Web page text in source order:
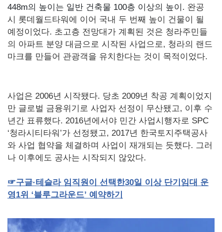
448m의 높이는 일반 건축물 100층 이상의 높이. 완공
시 롯데월드타워에 이어 국내 두 번째 높이 건물이 될
예정이었다. 초고층 전망대가 계획된 것은 청라주민들
의 아파트 분양 대금으로 시작된 사업으로, 청라의 랜드
마크를 만들어 관광객을 유치한다는 것이 목적이었다.
사업은 2006년 시작됐다. 당초 2009년 착공 계획이었지
만 글로벌 금융위기로 사업자 선정이 무산됐고, 이후 수
년간 표류했다. 2016년에서야 민간 사업시행자로 SPC
‘청라시티타워’가 선정됐고, 2017년 한국토지주택공사
와 사업 협약을 체결하며 사업이 재개되는 듯했다. 그러
나 이후에도 공사는 시작되지 않았다.
☞구글·테슬라 임직원이 선택한30일 이상 단기임대 운
영1위 ‘블루그라운드’ 예약하기